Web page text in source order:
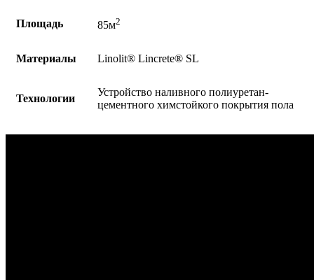
Площадь 85м2
Материалы Linolit®️ Lincrete®️ SL
Технологии
Устройство наливного полиуретан-
цементного химстойкого покрытия пола